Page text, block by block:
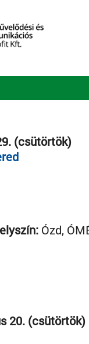
(csütörtök)
Ózd,
20. (csütörtök)